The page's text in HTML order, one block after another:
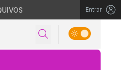
Entrar